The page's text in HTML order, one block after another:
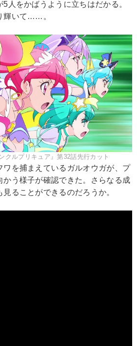
人をかばうように立ちはだかる。
輝いて……。
クルプリキュア』第32話先行カット
ワを捕まえているガルオウガが、プ
かう様子が確認できた。さらなる成
ることができるのだろうか。